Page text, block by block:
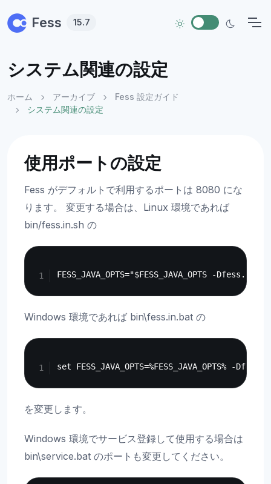
Fess 15.7
システム関連の設定
ホーム アーカイブ
Fess 設定ガイド
システム関連の設定
使用ポートの設定
Fess がデフォルトで利用するポートは 8080 にな
ります。 変更する場合は、Linux 環境であれば
bin/fess.in.sh の
Windows 環境であれば bin\fess.in.bat の
を変更します。
Windows 環境でサービス登録して使用する場合は
bin\service.bat のポートも変更してください。